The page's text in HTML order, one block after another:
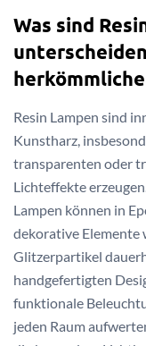
Was sind
Resin Lampen sind
Kunstharz,
transparenten oder
Lichteffekte
Lampen können in
dekorative Elemente
Glitzerpartikel
handgefertigten
funktionale
jeden Raum